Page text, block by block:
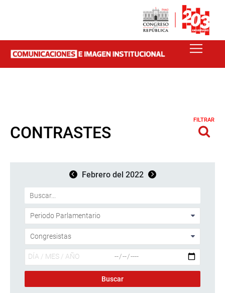
CONTRASTES
FILTRAR
Febrero del 2022